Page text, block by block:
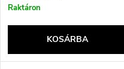
Raktáron
KOSÁRBA